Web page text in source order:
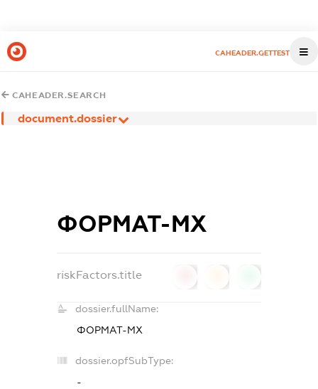
CAHEADER.GETTEST
CAHEADER.SEARCH
document.dossier
ФОРМАТ-МХ
riskFactors.title
dossier.fullName:
ФОРМАТ-МХ
dossier.opfSubType:
-